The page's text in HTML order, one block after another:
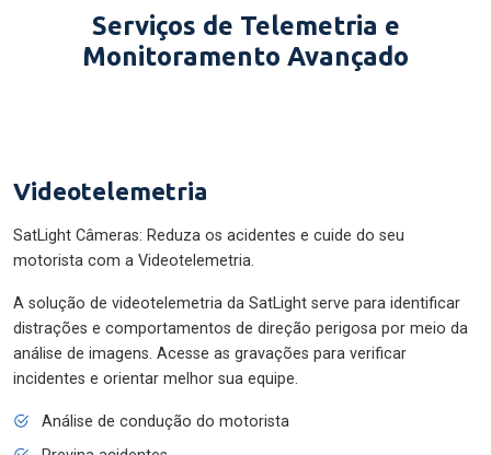
Serviços de Telemetria e
Monitoramento Avançado
Videotelemetria
SatLight Câmeras: Reduza os acidentes e cuide do seu
motorista com a Videotelemetria.
A solução de videotelemetria da SatLight serve para identificar
distrações e comportamentos de direção perigosa por meio da
análise de imagens. Acesse as gravações para verificar
incidentes e orientar melhor sua equipe.
Análise de condução do motorista